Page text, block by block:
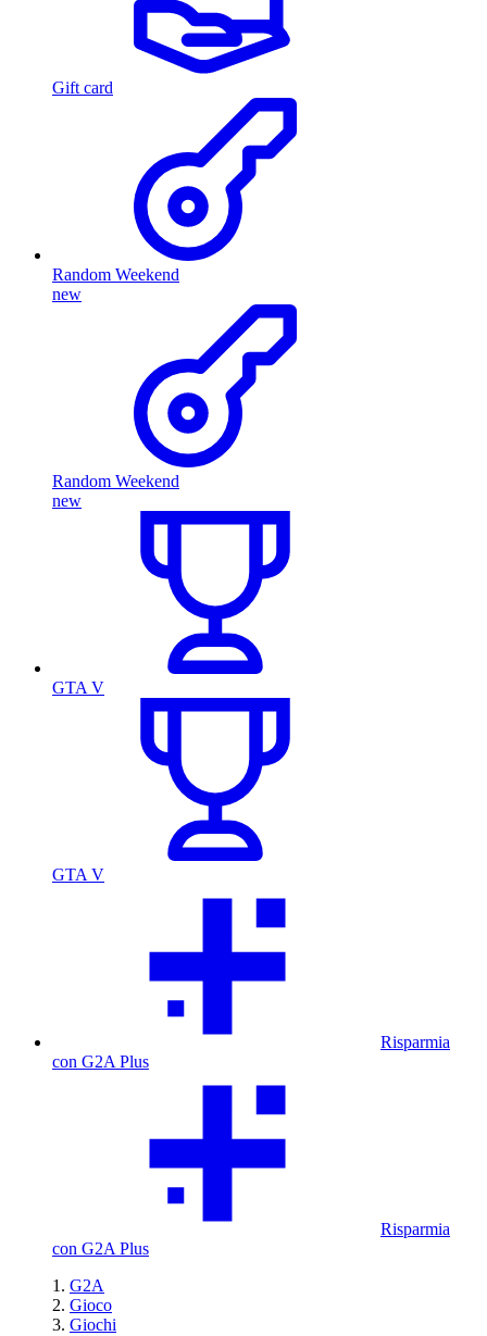
Gift card
Random Weekend
new
Random Weekend
new
GTA V
GTA V
Risparmia
con G2A Plus
Risparmia
con G2A Plus
G2A
Gioco
Giochi